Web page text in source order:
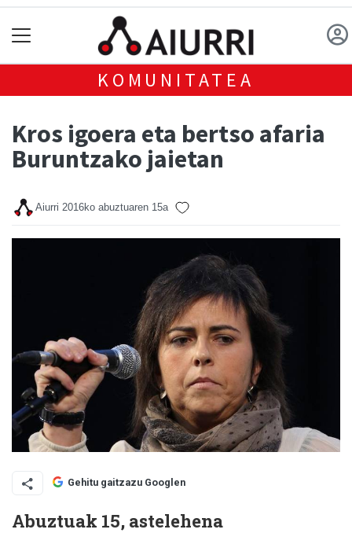
KOMUNITATEA
Kros igoera eta bertso afaria
Buruntzako jaietan
Aiurri 2016ko abuztuaren 15a
Gehitu gaitzazu Googlen
Abuztuak 15, astelehena